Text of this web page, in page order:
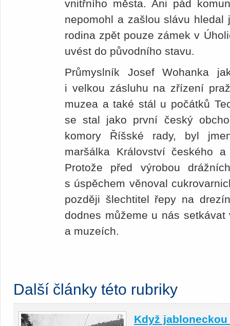
vnitřního města. Ani pád
nepomohl a zašlou slávu
rodina zpět pouze zámek v
uvést do původního stavu.
Průmyslník Josef Wohanka
i velkou zásluhu na zřízení
muzea a také stál u počátků
se stal jako první český
komory Říšské rady, byl
maršálka Království českého
Protože před výrobou
s úspěchem věnoval
později šlechtitel řepy na
dodnes můžeme u nás
a muzeích.
Další články této rubriky
Když